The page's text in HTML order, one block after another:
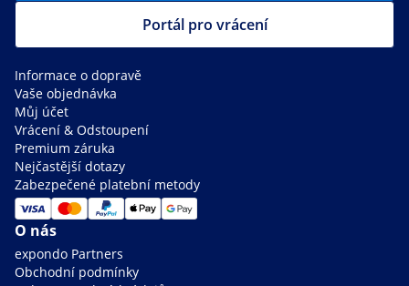
Portál pro vrácení
Informace o dopravě
Vaše objednávka
Můj účet
Vrácení & Odstoupení
Premium záruka
Nejčastější dotazy
Zabezpečené platební metody
O nás
expondo Partners
Obchodní podmínky